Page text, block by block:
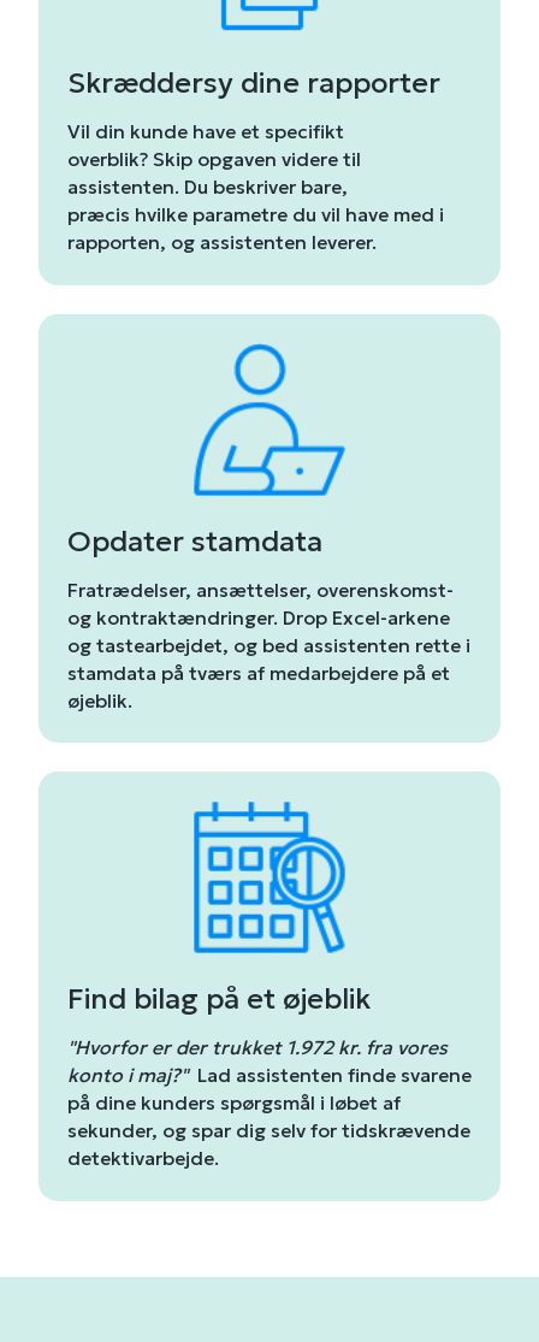
Skræddersy dine rapporter
Vil din kunde have et specifikt
overblik? Skip opgaven videre til
assistenten. Du beskriver bare,
præcis hvilke parametre du vil have med i
rapporten, og assistenten leverer.
Opdater stamdata
Fratrædelser, ansættelser, overenskomst-
og kontraktændringer. Drop Excel-arkene
og tastearbejdet, og bed assistenten rette i
stamdata på tværs af medarbejdere på et
øjeblik.
Find bilag på et øjeblik
"Hvorfor er der trukket 1.972 kr. fra vores
konto i maj?" Lad assistenten finde svarene
på dine kunders spørgsmål i løbet af
sekunder, og spar dig selv for tidskrævende
detektivarbejde.